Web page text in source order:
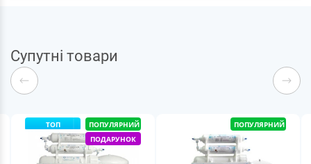
Супутні товари
ТОП
ПОПУЛЯРНИЙ
ПОДАРУНОК
ПОПУЛЯРНИЙ